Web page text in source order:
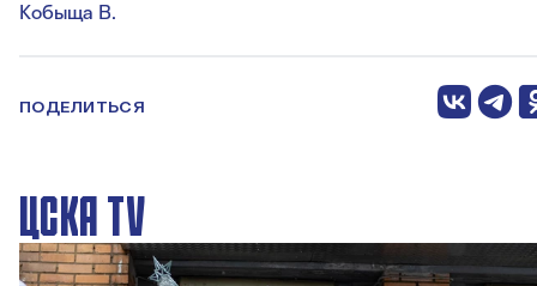
Кобыща В.
ПОДЕЛИТЬСЯ
ЦСКА TV